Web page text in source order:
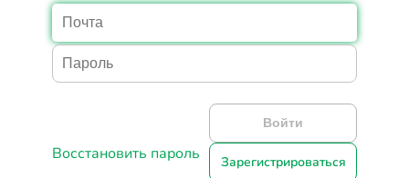
Войти
Восстановить пароль Зарегистрироваться